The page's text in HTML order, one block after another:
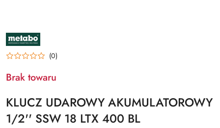
NAZWA
PRODUCENTA:
(0)
Brak towaru
KLUCZ UDAROWY AKUMULATOROWY
1/2'' SSW 18 LTX 400 BL